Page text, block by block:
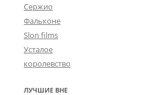
Сержио
Фальконе
Slon films
Усталое
королевство
ЛУЧШИЕ ВНЕ